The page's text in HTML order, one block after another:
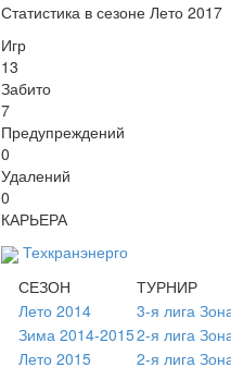
Статистика в сезоне Лето 2017
Игр
13
Забито
7
Предупреждений
0
Удалений
0
КАРЬЕРА
Техкранэнерго
СЕЗОН
ТУРНИР
Лето 2014
3-я лига
Зима 2014-20152-я лига
Лето 2015
2-я лига